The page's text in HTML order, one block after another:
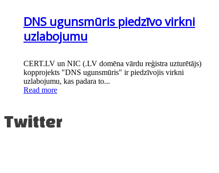
DNS ugunsmūris piedzīvo virkni
uzlabojumu
CERT.LV un NIC (.LV domēna vārdu reģistra uzturētājs)
kopprojekts "DNS ugunsmūris" ir piedzīvojis virkni
uzlabojumu, kas padara to...
Read more
Twitter